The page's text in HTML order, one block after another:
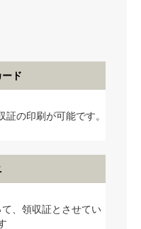
ド
の印刷が可能です。
、領収証とさせてい